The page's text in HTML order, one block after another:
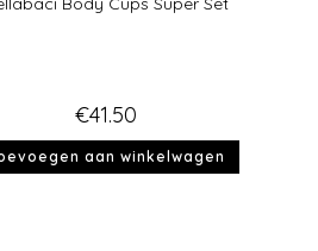
€41.50
aan winkelwagen